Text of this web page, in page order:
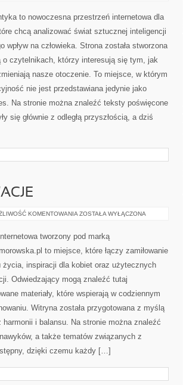
to nowoczesna przestrzeń internetowa dla
chcą analizować świat sztucznej inteligencji
wpływ na człowieka. Strona została stworzona
o czytelnikach, którzy interesują się tym, jak
nasze otoczenie. To miejsce, w którym
nie jest przedstawiana jedynie jako
Na stronie można znaleźć teksty poświęcone
się głównie z odległą przyszłością, a dziś
KOMENTOWANIA TECHNOLOGIE
ZOSTAŁA WYŁĄCZONA
tworzony pod marką
to miejsce, które łączy zamiłowanie
życia, inspiracji dla kobiet oraz użytecznych
Odwiedzający mogą znaleźć tutaj
materiały, które wspierają w codziennym
Witryna została przygotowana z myślą
i balansu. Na stronie można znaleźć
a także tematów związanych z
dzięki czemu każdy […]